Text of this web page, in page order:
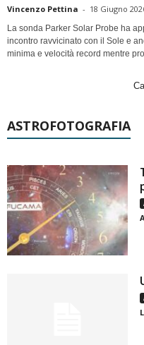
Vincenzo Pettina - 18 Giugno
La sonda Parker Solar Probe ha
incontro ravvicinato con il Sole e
minima e velocità record mentre
ASTROFOTOGRAFIA